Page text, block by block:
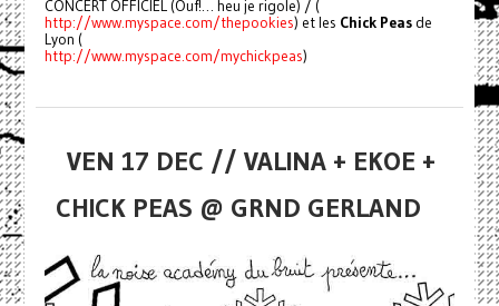
CONCERT OFFICIEL (Ouf!… heu je rigole) / (
http://www.myspace.com/thepookies) et les Chick Peasde
Lyon (
http://www.myspace.com/mychickpeas)
VEN 17 DEC // VALINA + EKOE +
CHICK PEAS @ GRND GERLAND